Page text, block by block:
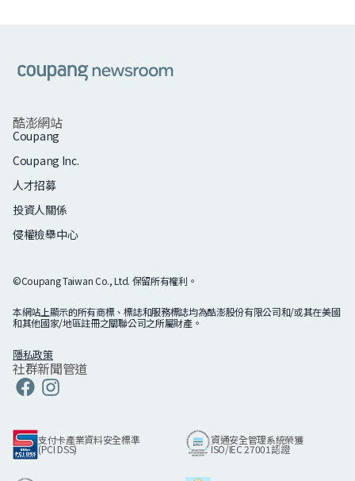
酷澎網站
Coupang
Coupang Inc.
人才招募
投資人關係
侵權檢舉中心
©Coupang Taiwan Co., Ltd. 保留所有權利。
本網站上顯示的所有商標、標誌和服務標誌均為酷澎股份有限公司和/或其在美國
和其他國家/地區註冊之關聯公司之所屬財產。
隱私政策
社群新聞管道
支付卡產業資料安全標準
(PCI DSS)
資通安全管理系統榮獲
ISO/IEC 27001認證